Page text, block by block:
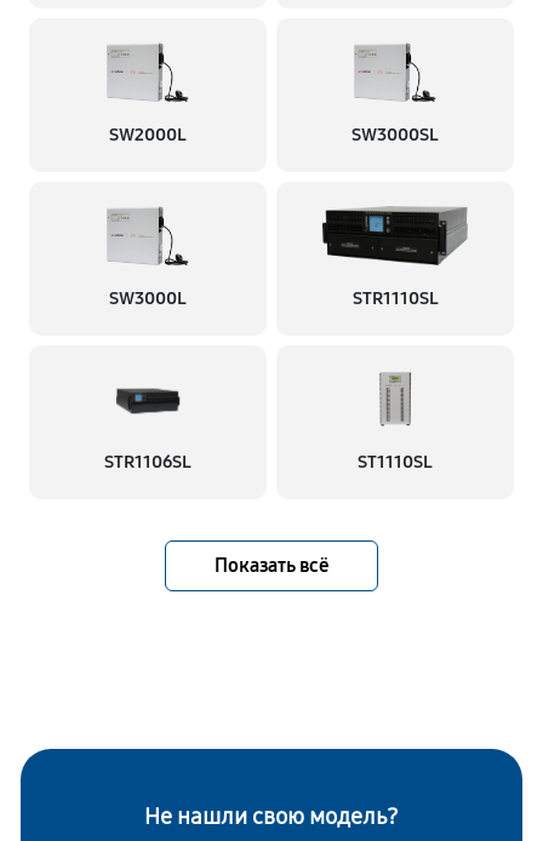
SW2000L SW3000SL
SW3000L STR1110SL
STR1106SL ST1110SL
Показать всё
Не нашли свою модель?